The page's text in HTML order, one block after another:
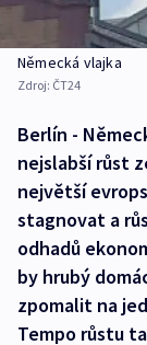
Německá vlajka
Zdroj: ČT24
Berlín -
nejslabší růst
největší
stagnovat a
odhadů
by hrubý
zpomalit na
Tempo růstu